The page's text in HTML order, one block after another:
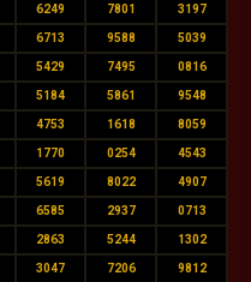
6249 7801 3197
6713 9588 5039
5429 7495 0816
5184 5861 9548
4753 1618 8059
1770 0254 4543
5619 8022 4907
6585 2937 0713
2863 5244 1302
3047 7206 9812